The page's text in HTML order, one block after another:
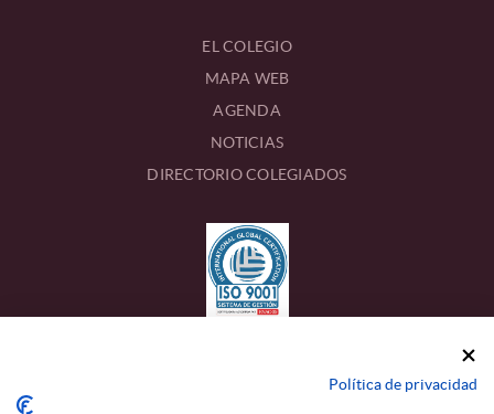
EL COLEGIO
MAPA WEB
AGENDA
NOTICIAS
DIRECTORIO COLEGIADOS
Política de privacidad